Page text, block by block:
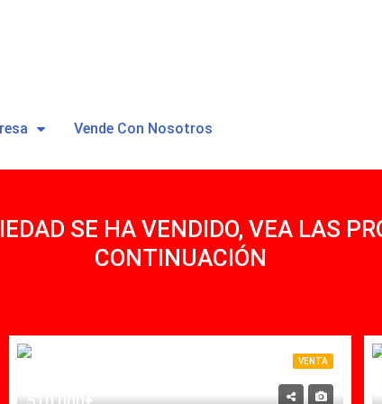
Vende Con Nosotros
SE HA VENDIDO, VEA LAS
CONTINUACIÓN
VENTA